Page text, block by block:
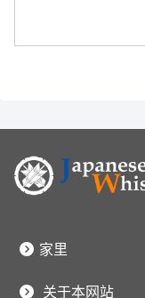
家里
关于本网站